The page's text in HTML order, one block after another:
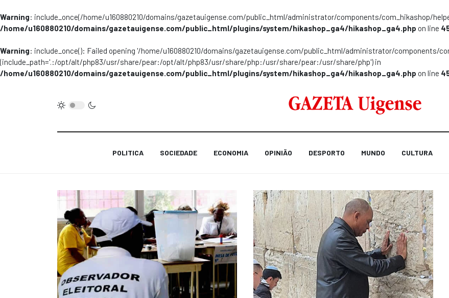
Warning: include_once(/home/u160880210/domains/gazetauigense.com/public_html/administrator/components/com_hikashop/
/home/u160880210/domains/gazetauigense.com/public_html/plugins/system/hikashop_ga4/hikashop_ga4.php on line
Warning: include_once(): Failed opening '/home/u160880210/domains/gazetauigense.com/public_html/administrator/components/
(include_path='.:/opt/alt/php83/usr/share/pear:/opt/alt/php83/usr/share/php:/usr/share/pear:/usr/share/php') in
/home/u160880210/domains/gazetauigense.com/public_html/plugins/system/hikashop_ga4/hikashop_ga4.php on line
POLITICA SOCIEDADE ECONOMIA OPINIÃO DESPORTO MUNDO CULTURA